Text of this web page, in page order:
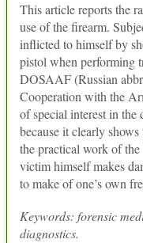
This article reports the
use of the firearm.
inflicted to himself by
pistol when performing
DOSAAF (Russian
Cooperation with the
of special interest in the
because it clearly
the practical work of
victim himself makes
to make of one’s own
Keywords: forensic
diagnostics.